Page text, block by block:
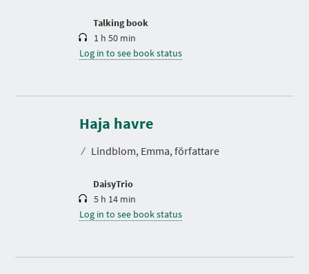
Talking book
1 h 50 min
Log in to see book status
Haja havre
⁄ Lindblom, Emma, författare
DaisyTrio
D
r
a
i
5 h 14 min
Log in to see book status
D